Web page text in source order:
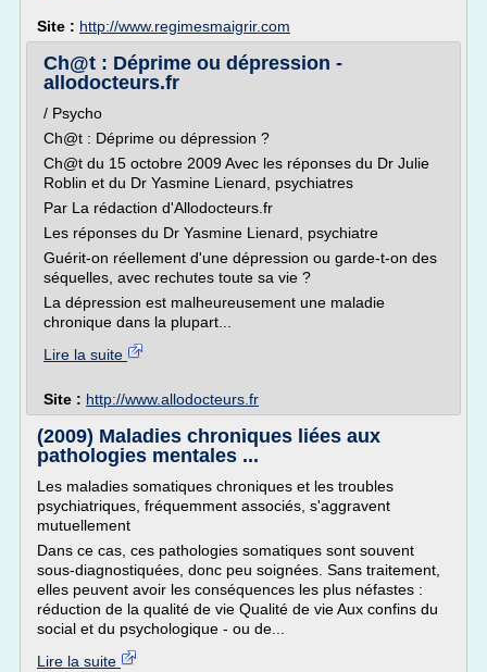
Site : http://www.regimesmaigrir.com
Ch@t : Déprime ou dépression -
allodocteurs.fr
/ Psycho
Ch@t : Déprime ou dépression ?
Ch@t du 15 octobre 2009 Avec les réponses du Dr Julie
Roblin et du Dr Yasmine Lienard, psychiatres
Par La rédaction d'Allodocteurs.fr
Les réponses du Dr Yasmine Lienard, psychiatre
Guérit-on réellement d'une dépression ou garde-t-on des
séquelles, avec rechutes toute sa vie ?
La dépression est malheureusement une maladie
chronique dans la plupart...
Lire la suite
Site : http://www.allodocteurs.fr
(2009) Maladies chroniques liées aux
pathologies mentales ...
Les maladies somatiques chroniques et les troubles
psychiatriques, fréquemment associés, s'aggravent
mutuellement
Dans ce cas, ces pathologies somatiques sont souvent
sous-diagnostiquées, donc peu soignées. Sans traitement,
elles peuvent avoir les conséquences les plus néfastes :
réduction de la qualité de vie Qualité de vie Aux confins du
social et du psychologique - ou de...
Lire la suite